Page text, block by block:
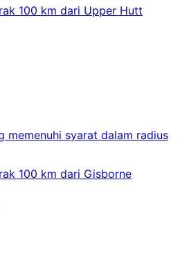
100 km dari Upper Hutt
memenuhi syarat dalam radius
100 km dari Gisborne